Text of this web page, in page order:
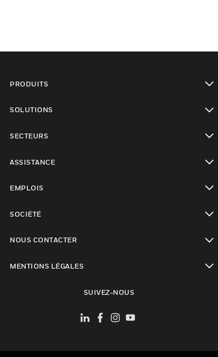
PRODUITS
SOLUTIONS
SECTEURS
ASSISTANCE
EMPLOIS
SOCIÉTÉ
NOUS CONTACTER
MENTIONS LÉGALES
SUIVEZ-NOUS